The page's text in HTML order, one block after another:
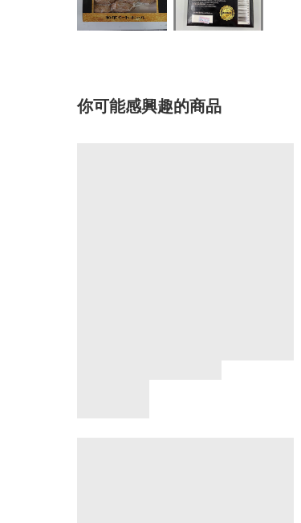
你可能感興趣的商品